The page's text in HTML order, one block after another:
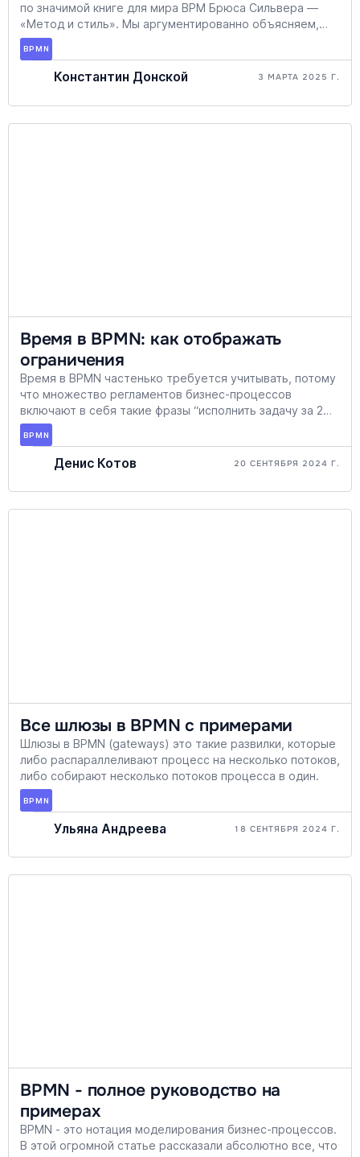
по значимой книге для мира BPM Брюса Сильвера —
«Метод и стиль». Мы аргументированно объясняем,
что следование методологии Сильвера не должно
быть безоговорочным, а требует критического
подхода и адаптации под конкретные задачи. Однако
мы считаем, что эта книга является ценным ресурсом
для специалистов, стремящихся улучшить понимание и
моделирование бизнес-процессов, несмотря на
BPMN
Константин Донской 3 МАРТА 2025 Г.
Время в BPMN: как отображать
ограничения
Время в BPMN частенько требуется учитывать, потому
что множество регламентов бизнес-процессов
включают в себя такие фразы “исполнить задачу за 2
часа”. Проблема в том, что время и BPMN не очень
дружит по определению, поэтому у вас могут
возникать сложности. Но варианты есть, о них в этой
короткой статье.
BPMN
Денис Котов 20 СЕНТЯБРЯ 2024 Г.
Все шлюзы в BPMN с примерами
Шлюзы в BPMN (gateways) это такие развилки, которые
либо распараллеливают процесс на несколько потоков,
либо собирают несколько потоков процесса в один.
BPMN
Ульяна Андреева 18 СЕНТЯБРЯ 2024 Г.
BPMN - полное руководство на
примерах
BPMN - это нотация моделирования бизнес-процессов.
В этой огромной статье рассказали абсолютно все, что